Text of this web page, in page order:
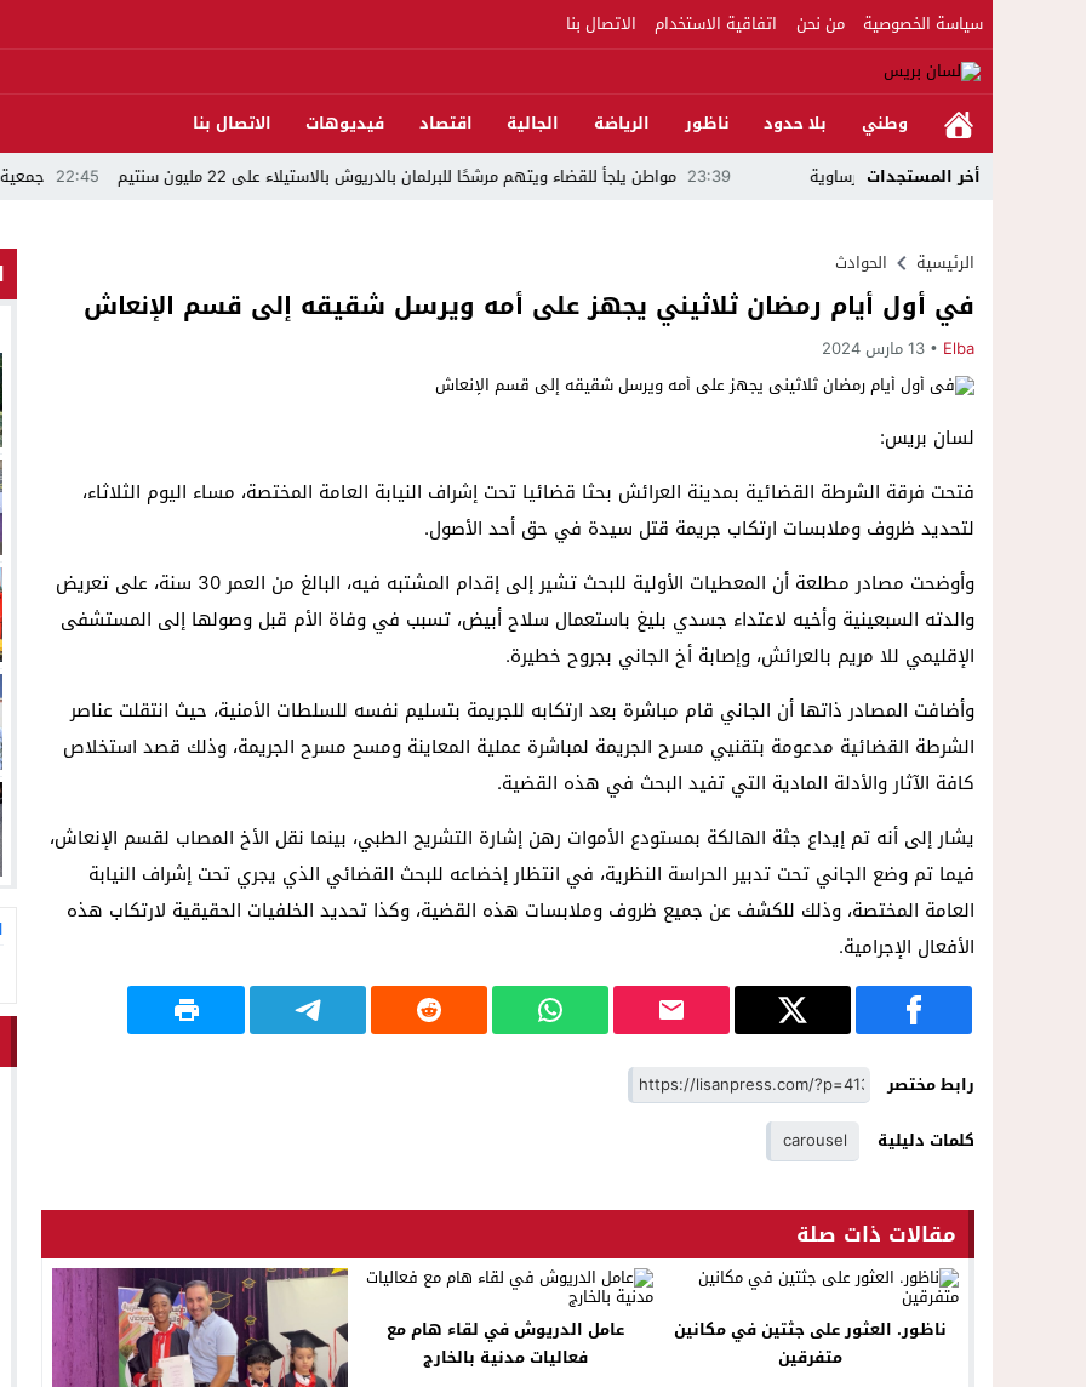
سياسة الخصوصية من نحن اتفاقية الاستخدام الاتصال بنا
وطني بلا حدود ناظور الرياضة الجالية اقتصاد فيديوهات
الاتصال بنا
أخر المستجدات
مواطن يلجأ للقضاء ويتهم مرشحًا للبرلمان بالدريوش بالاستيلاء على 22 مليون سنتيم 22:45 جمعية لمهرجان العيطة المرساوية
الرئيسية الحوادث
في أول أيام رمضان ثلاثيني يجهز على أمه ويرسل شقيقه إلى قسم الإنعاش
Elba 13 مارس 2024
لسان بريس:
فتحت فرقة الشرطة القضائية بمدينة العرائش بحثا قضائيا تحت إشراف النيابة العامة المختصة، مساء اليوم الثلاثاء،
لتحديد ظروف وملابسات ارتكاب جريمة قتل سيدة في حق أحد الأصول.
وأوضحت مصادر مطلعة أن المعطيات الأولية للبحث تشير إلى إقدام المشتبه فيه، البالغ من العمر 30 سنة، على تعريض
والدته السبعينية وأخيه لاعتداء جسدي بليغ باستعمال سلاح أبيض، تسبب في وفاة الأم قبل وصولها إلى المستشفى
الإقليمي للا مريم بالعرائش، وإصابة أخ الجاني بجروح خطيرة.
وأضافت المصادر ذاتها أن الجاني قام مباشرة بعد ارتكابه للجريمة بتسليم نفسه للسلطات الأمنية، حيث انتقلت عناصر
الشرطة القضائية مدعومة بتقنيي مسرح الجريمة لمباشرة عملية المعاينة ومسح مسرح الجريمة، وذلك قصد استخلاص
كافة الآثار والأدلة المادية التي تفيد البحث في هذه القضية.
يشار إلى أنه تم إيداع جثة الهالكة بمستودع الأموات رهن إشارة التشريح الطبي، بينما نقل الأخ المصاب لقسم الإنعاش،
فيما تم وضع الجاني تحت تدبير الحراسة النظرية، في انتظار إخضاعه للبحث القضائي الذي يجري تحت إشراف النيابة
العامة المختصة، وذلك للكشف عن جميع ظروف وملابسات هذه القضية، وكذا تحديد الخلفيات الحقيقية لارتكاب هذه
الأفعال الإجرامية.
رابط مختصر
كلمات دليلية
carousel
مقالات ذات صلة
ناظور. العثور على جثتين في مكانين
متفرقين
عامل الدريوش في لقاء هام مع
فعاليات مدنية بالخارج